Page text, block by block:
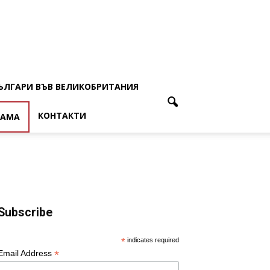
ВЪВ ВЕЛИКОБРИТАНИЯ
КОНТАКТИ
* indicates required
Address *